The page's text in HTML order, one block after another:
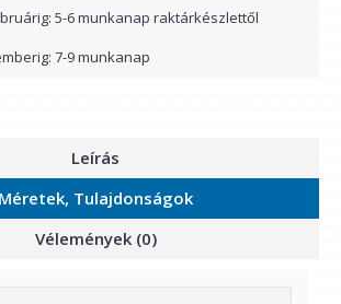
5-6 munkanap raktárkészlettől
7-9 munkanap
Leírás
Méretek, Tulajdonságok
Vélemények (0)